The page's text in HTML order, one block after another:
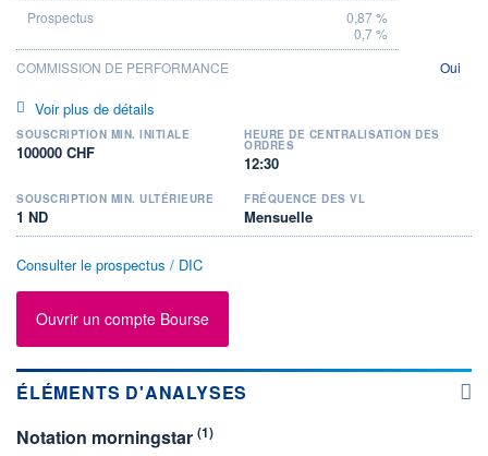
0,87 %
0,7 %
COMMISSION DE PERFORMANCE
Oui
Voir plus de détails
SOUSCRIPTION MIN. INITIALE
100000 CHF
HEURE DE CENTRALISATION DES
ORDRES
12:30
SOUSCRIPTION MIN. ULTÉRIEURE
1 ND
FRÉQUENCE DES VL
Mensuelle
Consulter le prospectus / DIC
Ouvrir un compte Bourse
ÉLÉMENTS D'ANALYSES
Notation morningstar (1)